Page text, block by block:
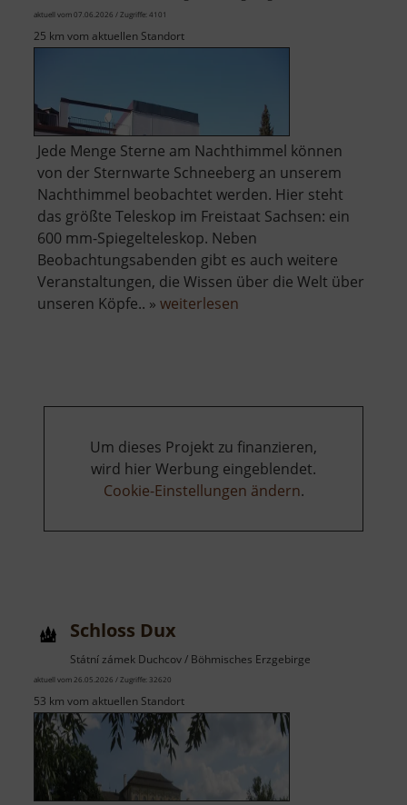
aktuell vom 07.06.2026 / Zugriffe: 4101
25 km vom aktuellen Standort
Jede Menge Sterne am Nachthimmel können
von der Sternwarte Schneeberg an unserem
Nachthimmel beobachtet werden. Hier steht
das größte Teleskop im Freistaat Sachsen: ein
600 mm-Spiegelteleskop. Neben
Beobachtungsabenden gibt es auch weitere
Veranstaltungen, die Wissen über die Welt über
unseren Köpfe.. » weiterlesen
Um dieses Projekt zu finanzieren,
wird hier Werbung eingeblendet.
Cookie-Einstellungen ändern.
Schloss Dux
Státní zámek Duchcov / Böhmisches Erzgebirge
aktuell vom 26.05.2026 / Zugriffe: 32620
53 km vom aktuellen Standort